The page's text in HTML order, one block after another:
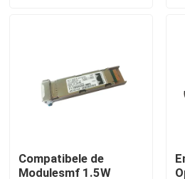
Nvidia AI-producten
de Module van 100G QSFP28
Compatibele de
Modulesmf 1.5W